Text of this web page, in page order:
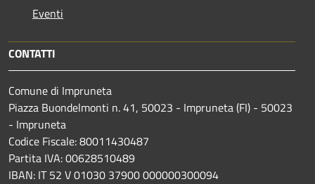
Eventi
CONTATTI
Comune di Impruneta
Piazza Buondelmonti n. 41, 50023 - Impruneta (FI) - 50023
- Impruneta
Codice Fiscale: 80011430487
Partita IVA: 00628510489
IBAN: IT 52 V 01030 37900 000000300094